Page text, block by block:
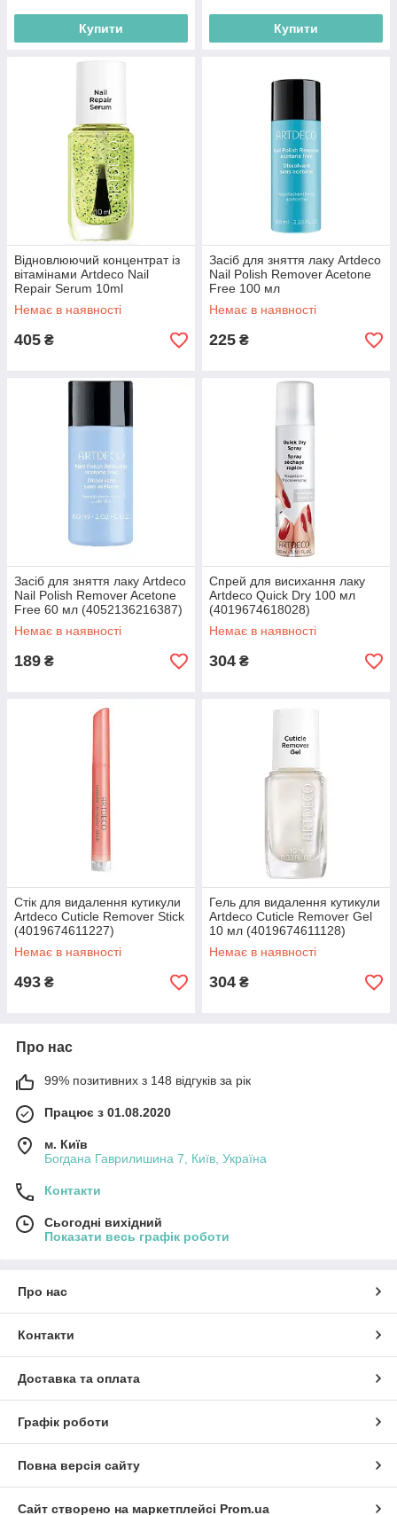
Купити Купити
Відновлюючий концентрат із
вітамінами Artdeco Nail
Repair Serum 10ml
(4019674612521)
Немає в наявності
405 ₴
Засіб для зняття лаку Artdeco
Nail Polish Remover Acetone
Free 100 мл
(4052136216394)
Немає в наявності
225 ₴
Засіб для зняття лаку Artdeco
Nail Polish Remover Acetone
Free 60 мл (4052136216387)
Немає в наявності
189 ₴
Спрей для висихання лаку
Artdeco Quick Dry 100 мл
(4019674618028)
Немає в наявності
304 ₴
Cтік для видалення кутикули
Artdeco Cuticle Remover Stick
(4019674611227)
Немає в наявності
493 ₴
Гель для видалення кутикули
Artdeco Cuticle Remover Gel
10 мл (4019674611128)
Немає в наявності
304 ₴
Про нас
99% позитивних з 148 відгуків за рік
Працює з 01.08.2020
м. Київ
Богдана Гаврилишина 7, Київ, Україна
Контакти
Сьогодні вихідний
Показати весь графік роботи
Про нас
Контакти
Доставка та оплата
Графік роботи
Повна версія сайту
Сайт створено на маркетплейсі Prom.ua